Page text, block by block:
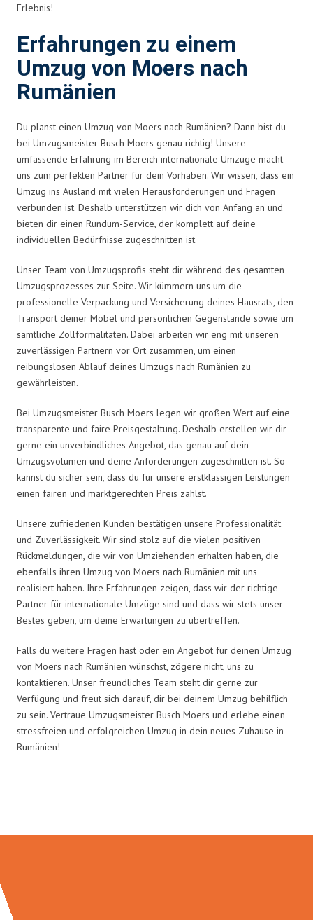
Erlebnis!
Erfahrungen zu einem
Umzug von Moers nach
Rumänien
Du planst einen Umzug von Moers nach Rumänien? Dann bist du
bei Umzugsmeister Busch Moers genau richtig! Unsere
umfassende Erfahrung im Bereich internationale Umzüge macht
uns zum perfekten Partner für dein Vorhaben. Wir wissen, dass ein
Umzug ins Ausland mit vielen Herausforderungen und Fragen
verbunden ist. Deshalb unterstützen wir dich von Anfang an und
bieten dir einen Rundum-Service, der komplett auf deine
individuellen Bedürfnisse zugeschnitten ist.
Unser Team von Umzugsprofis steht dir während des gesamten
Umzugsprozesses zur Seite. Wir kümmern uns um die
professionelle Verpackung und Versicherung deines Hausrats, den
Transport deiner Möbel und persönlichen Gegenstände sowie um
sämtliche Zollformalitäten. Dabei arbeiten wir eng mit unseren
zuverlässigen Partnern vor Ort zusammen, um einen
reibungslosen Ablauf deines Umzugs nach Rumänien zu
gewährleisten.
Bei Umzugsmeister Busch Moers legen wir großen Wert auf eine
transparente und faire Preisgestaltung. Deshalb erstellen wir dir
gerne ein unverbindliches Angebot, das genau auf dein
Umzugsvolumen und deine Anforderungen zugeschnitten ist. So
kannst du sicher sein, dass du für unsere erstklassigen Leistungen
einen fairen und marktgerechten Preis zahlst.
Unsere zufriedenen Kunden bestätigen unsere Professionalität
und Zuverlässigkeit. Wir sind stolz auf die vielen positiven
Rückmeldungen, die wir von Umziehenden erhalten haben, die
ebenfalls ihren Umzug von Moers nach Rumänien mit uns
realisiert haben. Ihre Erfahrungen zeigen, dass wir der richtige
Partner für internationale Umzüge sind und dass wir stets unser
Bestes geben, um deine Erwartungen zu übertreffen.
Falls du weitere Fragen hast oder ein Angebot für deinen Umzug
von Moers nach Rumänien wünschst, zögere nicht, uns zu
kontaktieren. Unser freundliches Team steht dir gerne zur
Verfügung und freut sich darauf, dir bei deinem Umzug behilflich
zu sein. Vertraue Umzugsmeister Busch Moers und erlebe einen
stressfreien und erfolgreichen Umzug in dein neues Zuhause in
Rumänien!